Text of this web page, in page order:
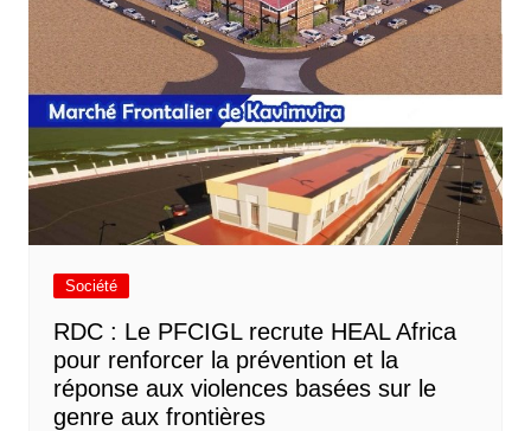
Société
RDC : Le PFCIGL recrute HEAL Africa
pour renforcer la prévention et la
réponse aux violences basées sur le
genre aux frontières